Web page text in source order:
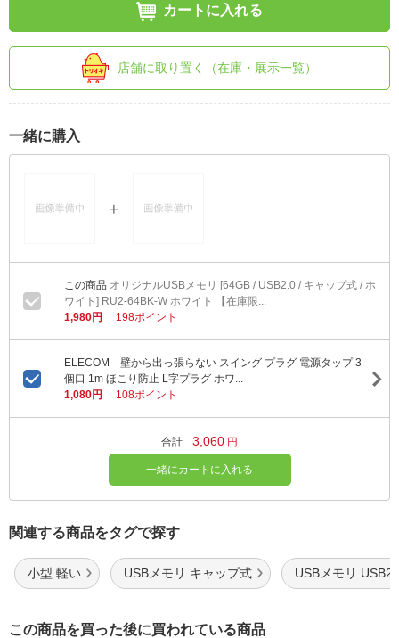
カートに入れる
店舗に取り置く（在庫・展示一覧）
一緒に購入
オリジナルUSBメモリ [64GB / USB2.0 / キャップ式 / ホ
ワイト] RU2-64BK-W ホワイト 【在庫限...
1,980円
198ポイント
ELECOM 壁から出っ張らない スイング プラグ 電源タップ 3
個口 1m ほこり防止 L字プラグ ホワ...
1,080円
108ポイント
合計 3,060 円
一緒にカートに入れる
関連する商品をタグで探す
小型 軽い USBメモリ キャップ式 USBメモリ
この商品を買った後に買われている商品